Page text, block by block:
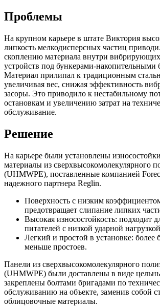
Проблемы
На крупном карьере в штате Виктория
липкость мелкодисперсных частиц
скоплению материала внутри
устройств под бункерами-накопительными
Материал прилипал к традиционным
увеличивая вес, снижая эффективность
засоры. Это приводило к нестабильному
остановкам и увеличению затрат на
обслуживание.
Решение
На карьере были установлены
материалы из сверхвысокомолекулярного
(UHMWPE), поставленные компанией
надежного партнера Reglin.
Поверхность с низким
предотвращает слипание липких
Высокая износостойкость: подходит
питателей с низкой ударной
Легкий и простой в установке: более
меньше простоев.
Панели из сверхвысокомолекулярного
(UHMWPE) были доставлены в виде
закреплены болтами бригадами по
обслуживанию на объекте, заменив собой
облицовочные материалы.